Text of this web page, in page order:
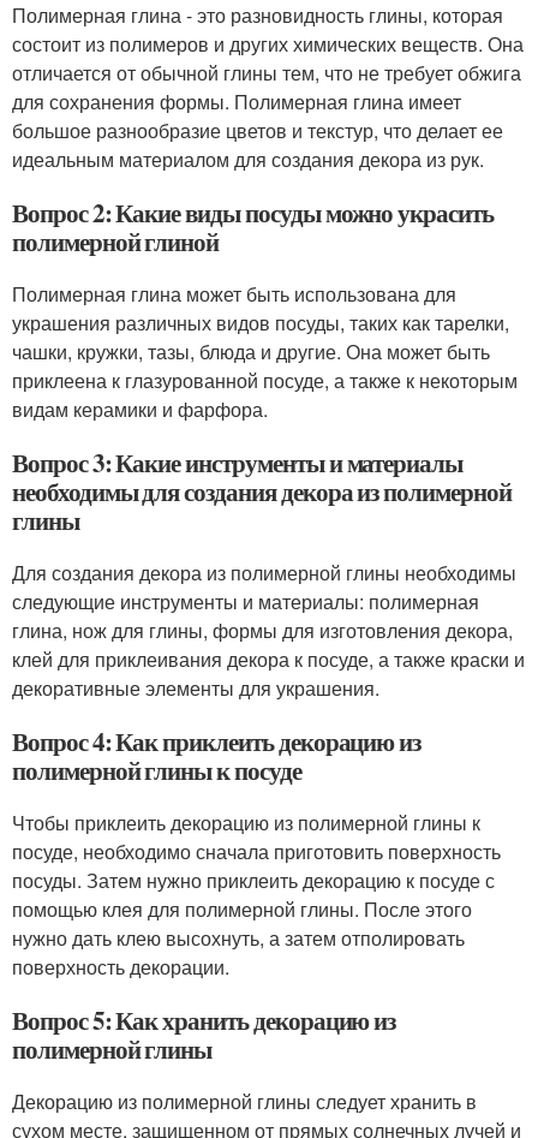
Полимерная глина - это разновидность глины, которая
состоит из полимеров и других химических веществ. Она
отличается от обычной глины тем, что не требует обжига
для сохранения формы. Полимерная глина имеет
большое разнообразие цветов и текстур, что делает ее
идеальным материалом для создания декора из рук.
Вопрос 2: Какие виды посуды можно украсить
полимерной глиной
Полимерная глина может быть использована для
украшения различных видов посуды, таких как тарелки,
чашки, кружки, тазы, блюда и другие. Она может быть
приклеена к глазурованной посуде, а также к некоторым
видам керамики и фарфора.
Вопрос 3: Какие инструменты и материалы
необходимы для создания декора из полимерной
глины
Для создания декора из полимерной глины необходимы
следующие инструменты и материалы: полимерная
глина, нож для глины, формы для изготовления декора,
клей для приклеивания декора к посуде, а также краски и
декоративные элементы для украшения.
Вопрос 4: Как приклеить декорацию из
полимерной глины к посуде
Чтобы приклеить декорацию из полимерной глины к
посуде, необходимо сначала приготовить поверхность
посуды. Затем нужно приклеить декорацию к посуде с
помощью клея для полимерной глины. После этого
нужно дать клею высохнуть, а затем отполировать
поверхность декорации.
Вопрос 5: Как хранить декорацию из
полимерной глины
Декорацию из полимерной глины следует хранить в
сухом месте, защищенном от прямых солнечных лучей и